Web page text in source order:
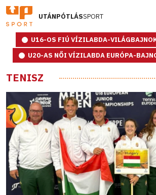
UTÁNPÓTLÁSSPORT
U16-OS FIÚ VÍZILABDA-
U20-AS NŐI VÍZILABDA EURÓPA-
TENISZ